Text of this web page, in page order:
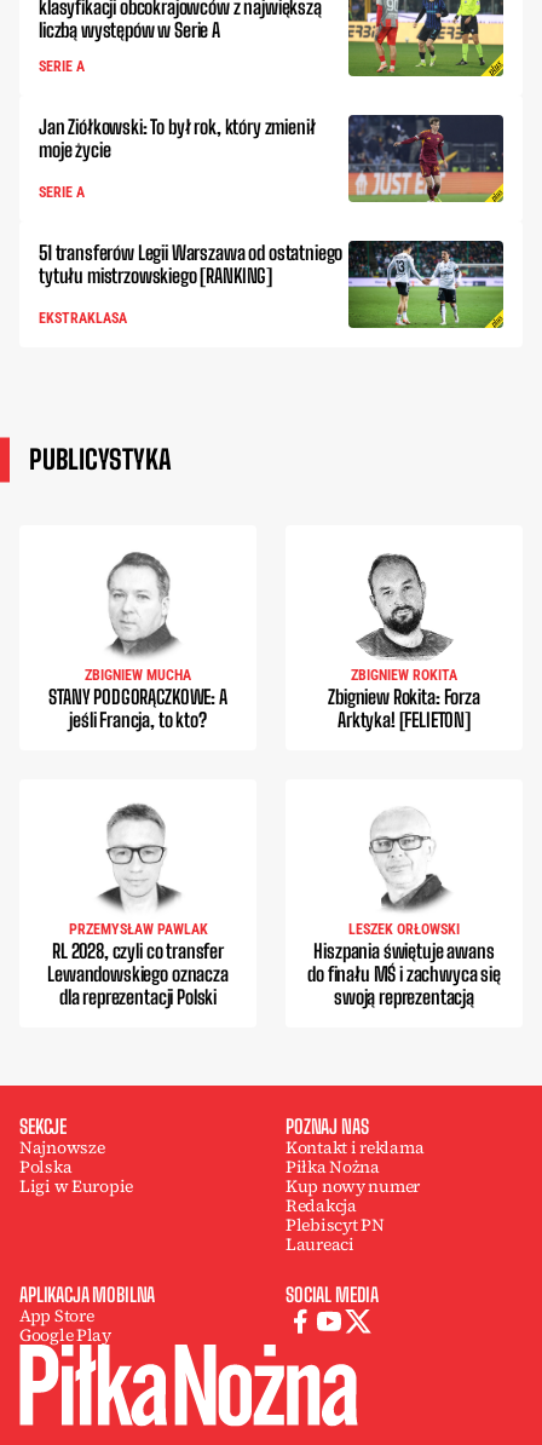
klasyfikacji obcokrajowców z największą
liczbą występów w Serie A
SERIE A
Jan Ziółkowski: To był rok, który zmienił
moje życie
SERIE A
51 transferów Legii Warszawa od ostatniego
tytułu mistrzowskiego [RANKING]
EKSTRAKLASA
PUBLICYSTYKA
ZBIGNIEW MUCHA
STANY PODGORĄCZKOWE: A
jeśli Francja, to kto?
ZBIGNIEW ROKITA
Zbigniew Rokita: Forza
Arktyka! [FELIETON]
PRZEMYSŁAW PAWLAK
RL 2028, czyli co transfer
Lewandowskiego oznacza
dla reprezentacji Polski
LESZEK ORŁOWSKI
Hiszpania świętuje awans
do finału MŚ i zachwyca się
swoją reprezentacją
SEKCJE
Najnowsze
Polska
Ligi w Europie
POZNAJ NAS
Kontakt i reklama
Piłka Nożna
Kup nowy numer
Redakcja
Plebiscyt PN
Laureaci
APLIKACJA MOBILNA
App Store
Google Play
SOCIAL MEDIA